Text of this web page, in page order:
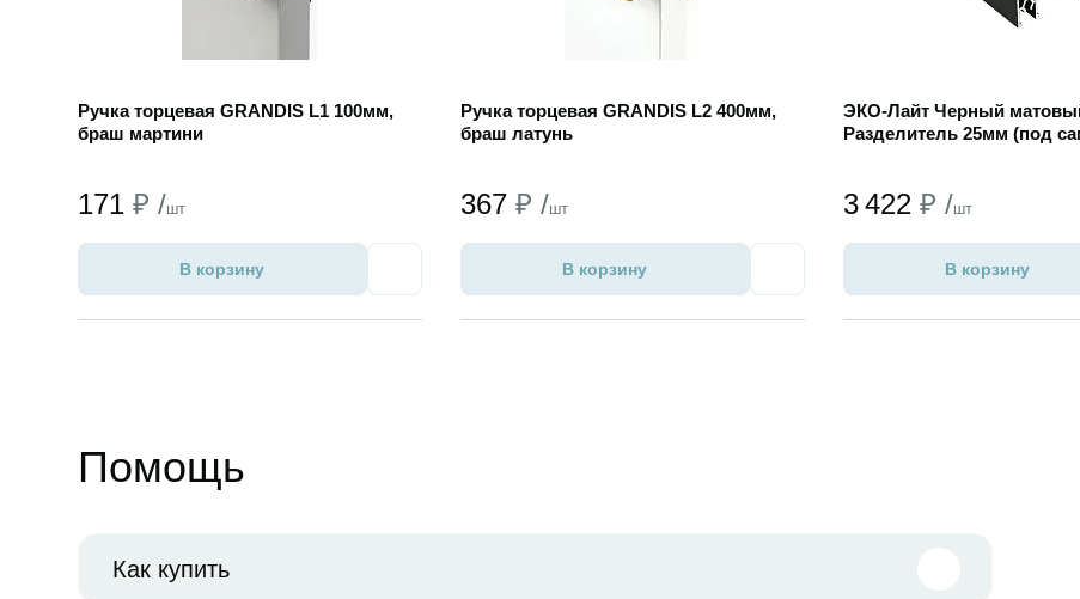
Ручка торцевая GRANDIS L1 100мм,
браш мартини
171 ₽ /шт
В корзину
Ручка торцевая GRANDIS L2 400мм,
браш латунь
367 ₽ /шт
В корзину
ЭКО-Лайт Черный
Разделитель 25мм (под
3 422 ₽ /шт
В корзину
Помощь
Как купить